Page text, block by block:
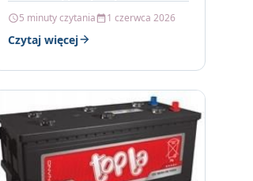
pokrywa się warstwą śniegu lub
błota pośniegowego,…
5 minuty czytania 1 czerwca 2026
Czytaj więcej